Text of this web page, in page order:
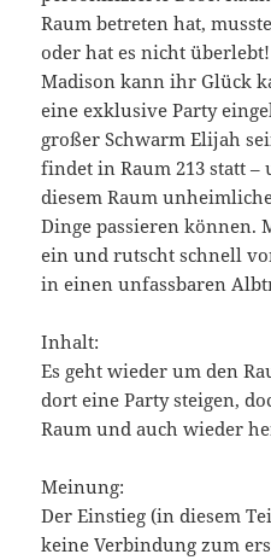
Raum betreten hat,
oder hat es nicht überlebt!
Madison kann ihr Glück
eine exklusive Party
großer Schwarm Elijah
findet in Raum 213 statt
diesem Raum
Dinge passieren können.
ein und rutscht schnell
in einen unfassbaren
Inhalt:
Es geht wieder um den
dort eine Party steigen,
Raum und auch wieder
Meinung:
Der Einstieg (in diesem
keine Verbindung zum